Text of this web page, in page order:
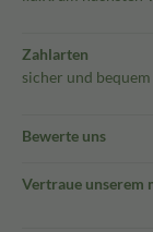
Zahlarten
sicher und bequem
Bewerte uns
Vertraue unserem